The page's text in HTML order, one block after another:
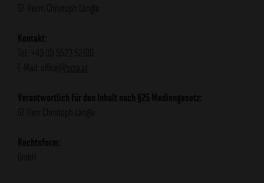
GF Herrn Christoph Längle
Kontakt:
Tel.: +43 (0) 5523 52100
E-Mail: office
@scra.at
Verantwortlich für den Inhalt nach §25 Mediengesetz:
GF Herr Christoph Längle
Rechtsform:
GmbH